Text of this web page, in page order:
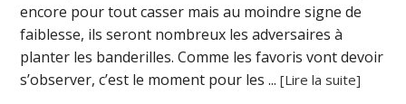
encore pour tout casser mais au moindre signe de
faiblesse, ils seront nombreux les adversaires à
planter les banderilles. Comme les favoris vont devoir
s’observer, c’est le moment pour les ...[Lire la suite]